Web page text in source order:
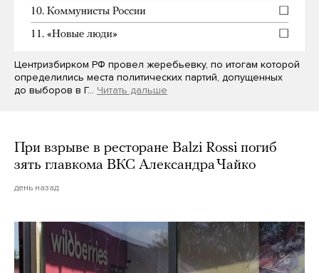
Центризбирком РФ провел жеребьевку, по итогам которой
определились места политических партий, допущенных
до выборов в Г… Читать дальше
При взрыве в ресторане Balzi Rossi погиб
зять главкома ВКС Александра Чайко
день назад